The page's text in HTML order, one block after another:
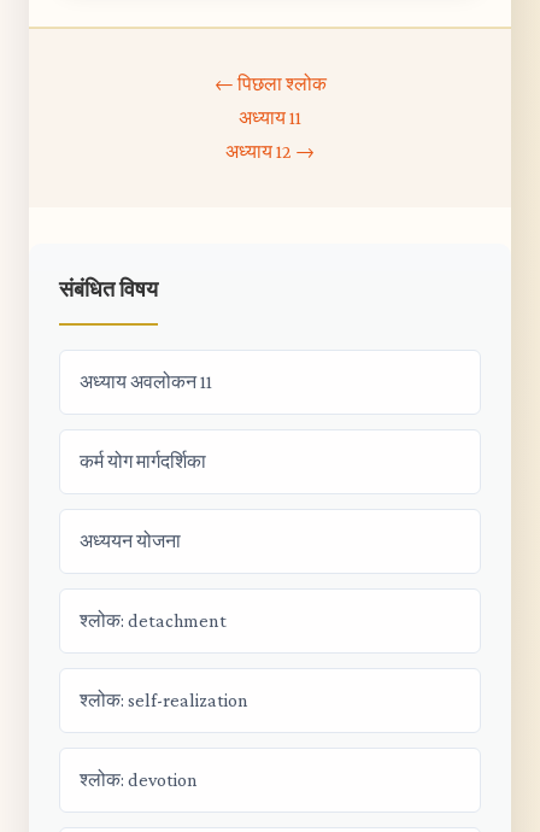
← पिछला श्लोक
अध्याय 11
अध्याय 12 →
संबंधित विषय
अध्याय अवलोकन 11
कर्म योग मार्गदर्शिका
अध्ययन योजना
श्लोक: detachment
श्लोक: self-realization
श्लोक: devotion